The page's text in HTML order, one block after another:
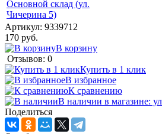
Основной склад (ул.
Чичерина 5)
Артикул: 9339712
170 руб.
В корзину
Отзывов: 0
Купить в 1 клик
В избранное
К сравнению
В наличии в магазине:
Поделиться